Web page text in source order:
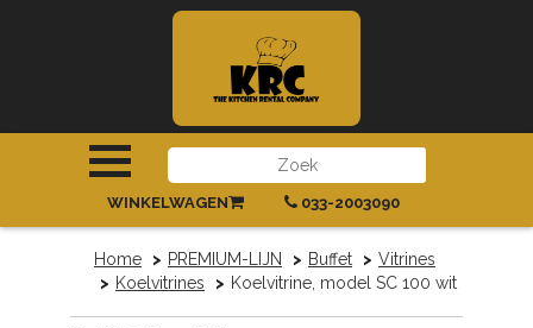
INLOGGEN|REGISTREREN
033-2003090
WINKELWAGEN
Home PREMIUM-LIJN Buffet
Vitrines
Koelvitrines
Koelvitrine, model SC 100 wit